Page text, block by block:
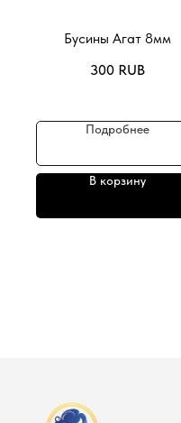
Бусины Агат 8мм
300 RUB
Подробнее
В корзину